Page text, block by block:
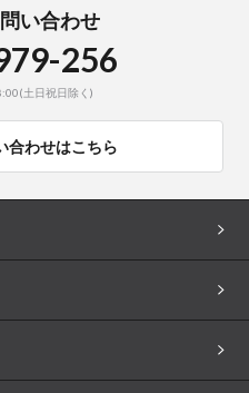
い合わせ
256
土日祝日除く)
合わせはこちら